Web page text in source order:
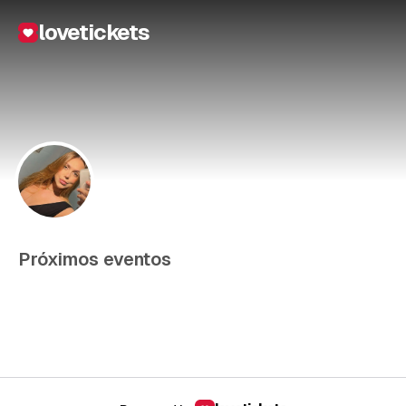
lovetickets
Próximos eventos